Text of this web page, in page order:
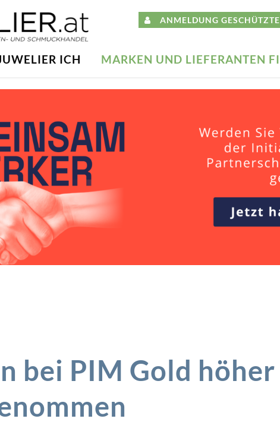
ANMELDUNG
ICH MARKEN UND LIEFERANTEN
bei PIM Gold höher